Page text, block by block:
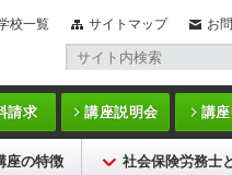
校一覧 サイトマップ お
請求 講座説明会 講
座の特徴 社会保険労務士